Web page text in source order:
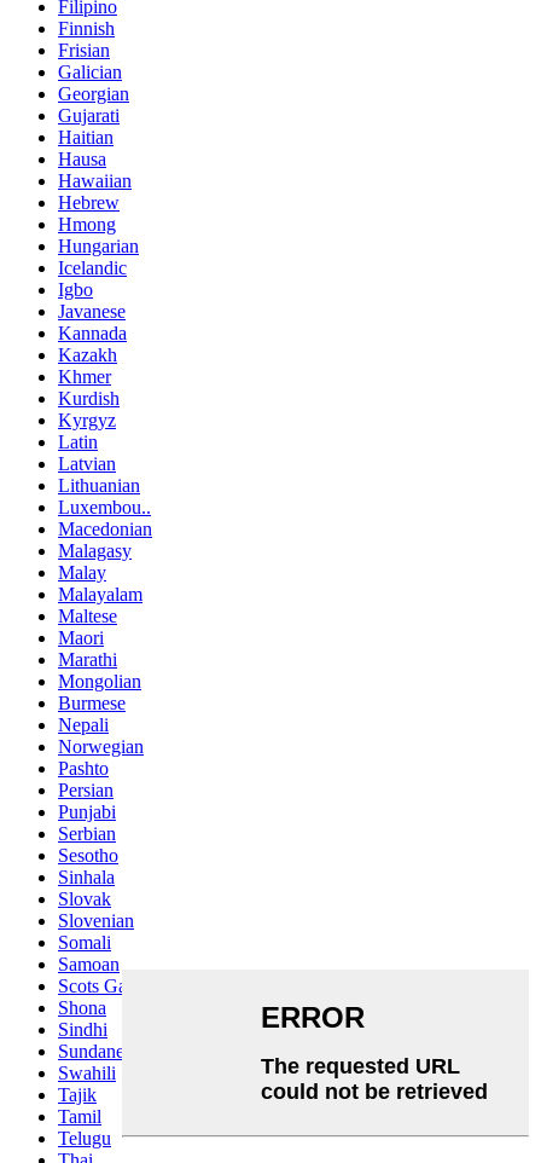
Filipino
Finnish
Frisian
Galician
Georgian
Gujarati
Haitian
Hausa
Hawaiian
Hebrew
Hmong
Hungarian
Icelandic
Igbo
Javanese
Kannada
Kazakh
Khmer
Kurdish
Kyrgyz
Latin
Latvian
Lithuanian
Luxembou..
Macedonian
Malagasy
Malay
Malayalam
Maltese
Maori
Marathi
Mongolian
Burmese
Nepali
Norwegian
Pashto
Persian
Punjabi
Serbian
Sesotho
Sinhala
Slovak
Slovenian
Somali
Samoan
Scots Gaelic
Shona
Sindhi
Sundanese
Swahili
Tajik
Tamil
Telugu